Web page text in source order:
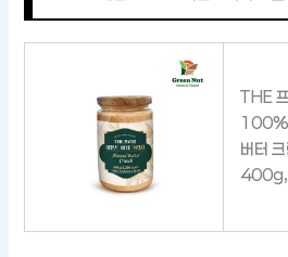
THE
100%
버터
400g,